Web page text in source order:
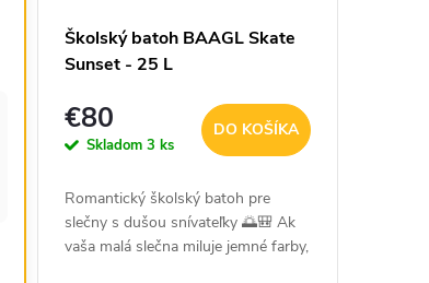
Školský batoh BAAGL Skate
Sunset - 25 L
€80
Skladom 3 ks
DO KOŠÍKA
Romantický školský batoh pre
slečny s dušou snívateľky 🌅🎒 Ak
vaša malá slečna miluje jemné farby,